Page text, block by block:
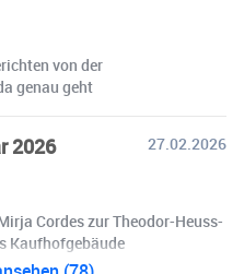
von der
genau geht
2026
27.02.2026
Cordes zur Theodor-Heuss-
Kaufhofgebäude